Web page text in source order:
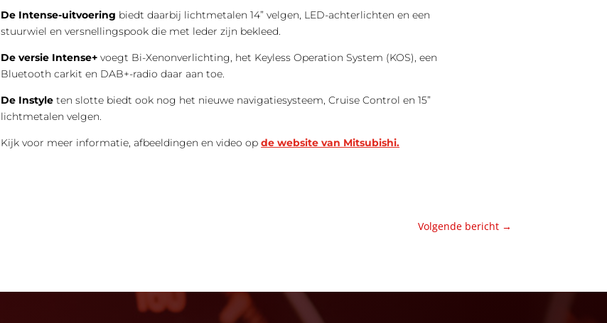
De Intense-uitvoering biedt daarbij lichtmetalen 14” velgen, LED-achterlichten en een
stuurwiel en versnellingspook die met leder zijn bekleed.
De versie Intense+ voegt Bi-Xenonverlichting, het Keyless Operation System (KOS), een
Bluetooth carkit en DAB+-radio daar aan toe.
De Instyle ten slotte biedt ook nog het nieuwe navigatiesysteem, Cruise Control en 15”
lichtmetalen velgen.
Kijk voor meer informatie, afbeeldingen en video opde website van Mitsubishi.
Volgende bericht→